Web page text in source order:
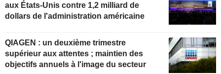
aux États-Unis contre 1,2 milliard de
dollars de l'administration américaine
QIAGEN : un deuxième trimestre
supérieur aux attentes ; maintien des
objectifs annuels à l'image du secteur